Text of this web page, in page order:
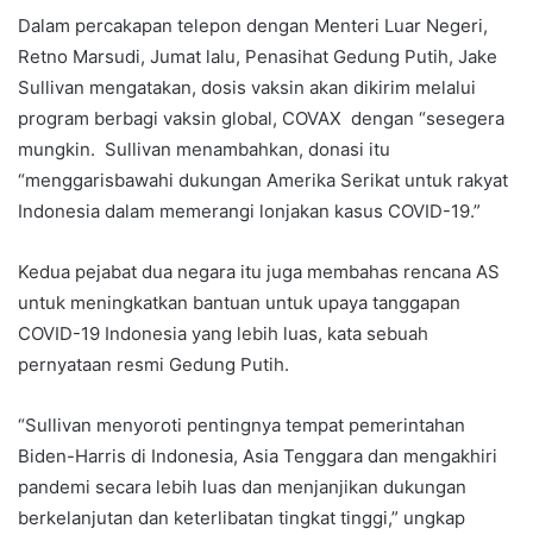
Dalam percakapan telepon dengan Menteri Luar Negeri,
Retno Marsudi, Jumat lalu, Penasihat Gedung Putih, Jake
Sullivan mengatakan, dosis vaksin akan dikirim melalui
program berbagi vaksin global, COVAX dengan “sesegera
mungkin. Sullivan menambahkan, donasi itu
“menggarisbawahi dukungan Amerika Serikat untuk rakyat
Indonesia dalam memerangi lonjakan kasus COVID-19.”
Kedua pejabat dua negara itu juga membahas rencana AS
untuk meningkatkan bantuan untuk upaya tanggapan
COVID-19 Indonesia yang lebih luas, kata sebuah
pernyataan resmi Gedung Putih.
“Sullivan menyoroti pentingnya tempat pemerintahan
Biden-Harris di Indonesia, Asia Tenggara dan mengakhiri
pandemi secara lebih luas dan menjanjikan dukungan
berkelanjutan dan keterlibatan tingkat tinggi,” ungkap